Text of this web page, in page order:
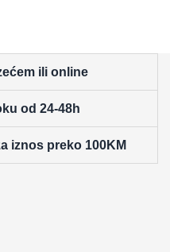
ili online
od 24-48h
iznos preko 100KM